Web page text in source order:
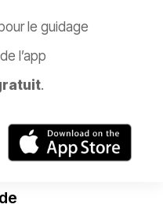
le guidage
l’app
.